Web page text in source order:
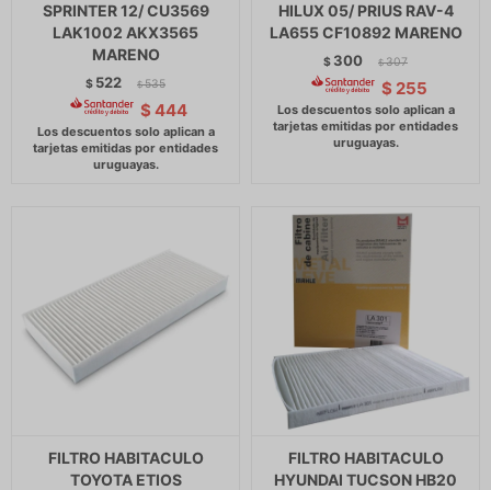
SPRINTER 12/ CU3569
LAK1002 AKX3565
MARENO
$ 522 $ 535
$ 444
HILUX 05/ PRIUS RAV-4
LA655 CF10892 MARENO
$ 300 $ 307
$ 255
FILTRO HABITACULO
TOYOTA ETIOS
FILTRO HABITACULO
HYUNDAI TUCSON HB20